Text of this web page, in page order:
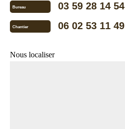
Bureau 03 59 28 14 54
Chantier 06 02 53 11 49
Nous localiser